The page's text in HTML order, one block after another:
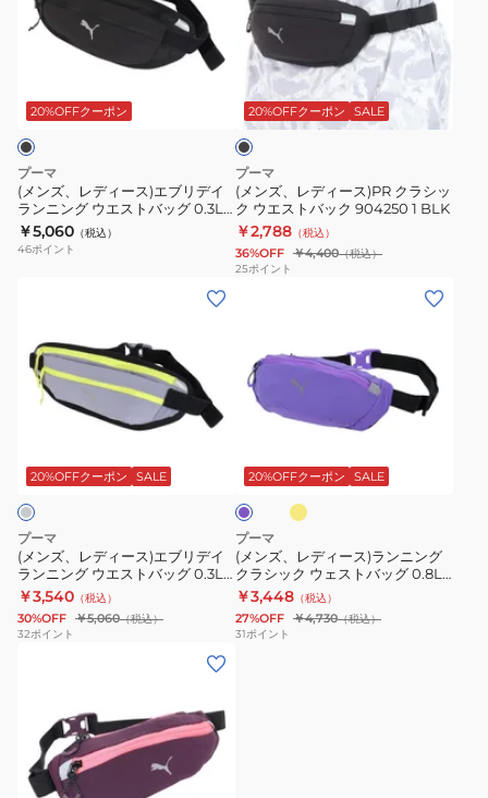
デ
ス)
エ
ブ
リ
デ
イ
グ
ト
バ
ッ
グ
0.3L
092404
01
20%OFFクーポン
プーマ
(メンズ、レディース)エブリデイ
ランニング ウエストバッグ 0.3L
092404 01 BLK
￥5,060 （税込）
46ポイント
デ
ィ
ス)PR
ク
ラ
シ
ッ
ク
ウ
バ
BLK
20%OFFクーポン SALE
ブ
ッ
プーマ
(メンズ、レディース)PR クラシッ
ク ウエストバック 904250 1 BLK
￥2,788 （税込）
36%OFF ￥4,400（税込）
25ポイント
ズ、
レ
ス)
エ
ブ
リ
デ
イ
ラ
ウ
エ
20%OFFクーポン SALE
プーマ
(メンズ、レディース)エブリデイ
ランニング ウエストバッグ 0.3L
092404 03 GRY
￥3,540 （税込）
30%OFF ￥5,060（税込）
32ポイント
デ
ス)
ラ
ン
ニ
ン
グ
ク
20%OFFクーポン SALE
ベ
ン ン
プーマ
(メンズ、レディース)ランニング
クラシック ウェストバッグ 0.8L
090425
￥3,448 （税込）
27%OFF ￥4,730（税込）
31ポイント
ィ